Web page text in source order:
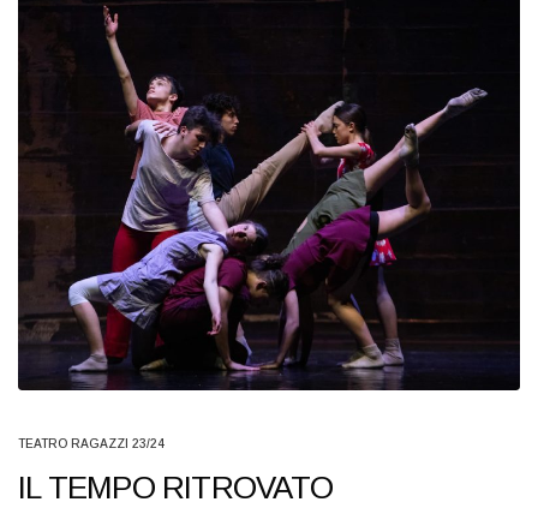
TEATRO RAGAZZI 23/24
IL TEMPO RITROVATO